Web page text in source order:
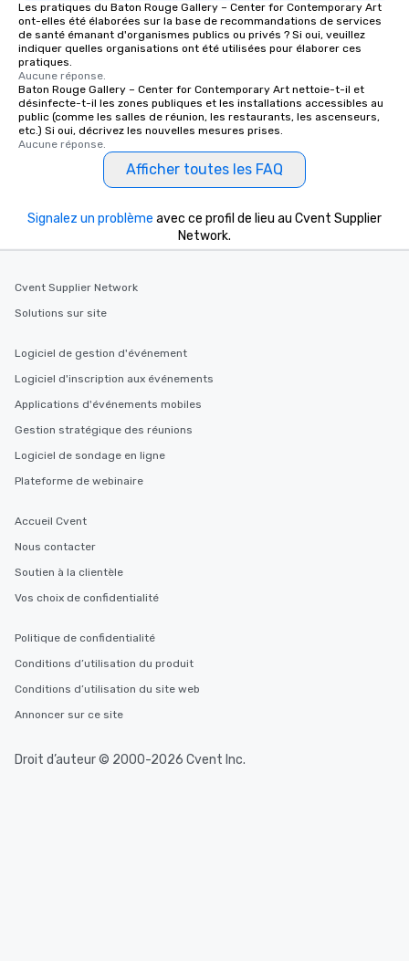
Les pratiques du Baton Rouge Gallery – Center for Contemporary Art
ont-elles été élaborées sur la base de recommandations de services
de santé émanant d'organismes publics ou privés ? Si oui, veuillez
indiquer quelles organisations ont été utilisées pour élaborer ces
pratiques.
Aucune réponse.
Baton Rouge Gallery – Center for Contemporary Art nettoie-t-il et
désinfecte-t-il les zones publiques et les installations accessibles au
public (comme les salles de réunion, les restaurants, les ascenseurs,
etc.) Si oui, décrivez les nouvelles mesures prises.
Aucune réponse.
Afficher toutes les FAQ
Signalez un problème avec ce profil de lieu au Cvent Supplier
Network.
Cvent Supplier Network
Solutions sur site
Logiciel de gestion d'événement
Logiciel d'inscription aux événements
Applications d'événements mobiles
Gestion stratégique des réunions
Logiciel de sondage en ligne
Plateforme de webinaire
Accueil Cvent
Nous contacter
Soutien à la clientèle
Vos choix de confidentialité
Politique de confidentialité
Conditions d’utilisation du produit
Conditions d’utilisation du site web
Annoncer sur ce site
Droit d’auteur © 2000-2026 Cvent Inc.